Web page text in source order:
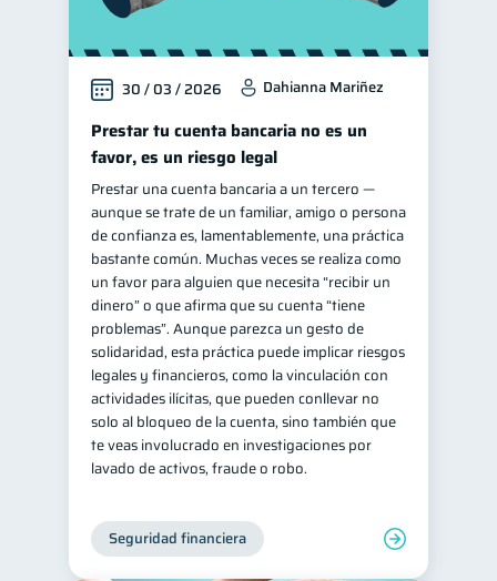
30 / 03 / 2026 Dahianna Mariñez
Prestar tu cuenta bancaria no es un
favor, es un riesgo legal
Prestar una cuenta bancaria a un tercero —
aunque se trate de un familiar, amigo o persona
de confianza es, lamentablemente, una práctica
bastante común. Muchas veces se realiza como
un favor para alguien que necesita “recibir un
dinero” o que afirma que su cuenta “tiene
problemas”. Aunque parezca un gesto de
solidaridad, esta práctica puede implicar riesgos
legales y financieros, como la vinculación con
actividades ilícitas, que pueden conllevar no
solo al bloqueo de la cuenta, sino también que
te veas involucrado en investigaciones por
lavado de activos, fraude o robo.
Seguridad financiera